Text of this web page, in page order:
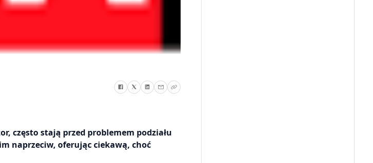
często stają przed problemem podziału
naprzeciw, oferując ciekawą, choć